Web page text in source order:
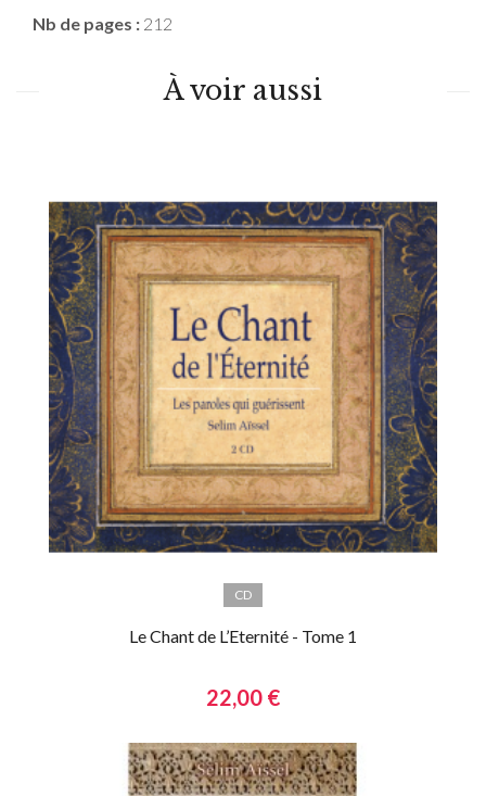
Nb de pages : 212
À voir aussi
CD
Le Chant de L’Eternité - Tome 1
22,00 €